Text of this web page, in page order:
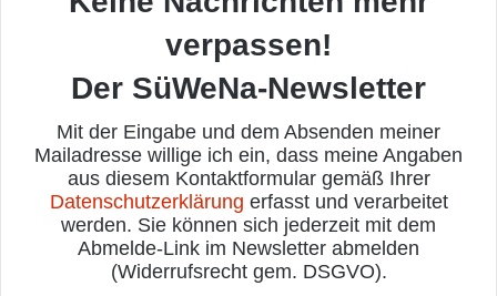
verpassen!
Der SüWeNa-Newsletter
Mit der Eingabe und dem Absenden meiner
Mailadresse willige ich ein, dass meine Angaben
aus diesem Kontaktformular gemäß Ihrer
Datenschutzerklärung erfasst und verarbeitet
werden. Sie können sich jederzeit mit dem
Abmelde-Link im Newsletter abmelden
(Widerrufsrecht gem. DSGVO).